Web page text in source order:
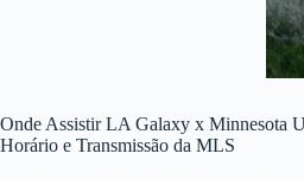
Onde Assistir LA Galaxy x Minnesota
Horário e Transmissão da MLS